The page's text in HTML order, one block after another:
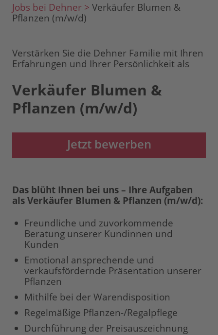
Jobs bei Dehner > Verkäufer Blumen &
Pflanzen (m/w/d)
Verstärken Sie die Dehner Familie mit Ihren
Erfahrungen und Ihrer Persönlichkeit als
Verkäufer Blumen &
Pflanzen (m/w/d)
Jetzt bewerben
Das blüht Ihnen bei uns – Ihre Aufgaben
als Verkäufer Blumen & Pflanzen (m/w/d):
Freundliche und zuvorkommende
Beratung unserer Kundinnen und
Kunden
Emotional ansprechende und
verkaufsfördernde Präsentation unserer
Pflanzen
Mithilfe bei der Warendisposition
Regelmäßige Pflanzen-/Regalpflege
Durchführung der Preisauszeichnung